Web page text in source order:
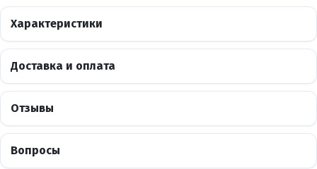
Характеристики
Доставка и оплата
Отзывы
Вопросы